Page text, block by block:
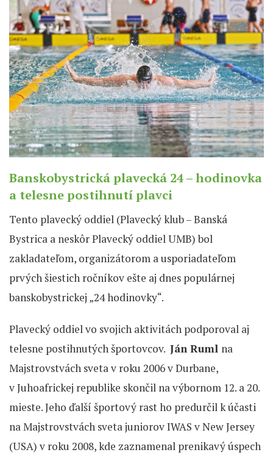
Banskobystrická plavecká 24 – hodinovka
a telesne postihnutí plavci
Tento plavecký oddiel (Plavecký klub – Banská
Bystrica a neskôr Plavecký oddiel UMB) bol
zakladateľom, organizátorom a usporiadateľom
prvých šiestich ročníkov ešte aj dnes populárnej
banskobystrickej „24 hodinovky“.
Plavecký oddiel vo svojich aktivitách podporoval aj
telesne postihnutých športovcov. Ján Ruml na
Majstrovstvách sveta v roku 2006 v Durbane,
v Juhoafrickej republike skončil na výbornom 12. a 20.
mieste. Jeho ďalší športový rast ho predurčil k účasti
na Majstrovstvách sveta juniorov IWAS v New Jersey
(USA) v roku 2008, kde zaznamenal prenikavý úspech